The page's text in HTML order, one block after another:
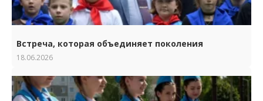
Встреча, которая объединяет поколения
18.06.2026